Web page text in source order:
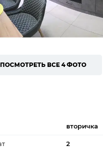
ПОСМОТРЕТЬ ВСЕ 4 ФОТО
вторичка
2